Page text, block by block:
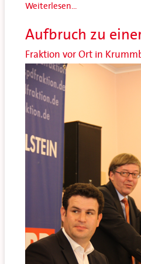
Weiterlesen...
Aufbruch zu
Fraktion vor Ort in